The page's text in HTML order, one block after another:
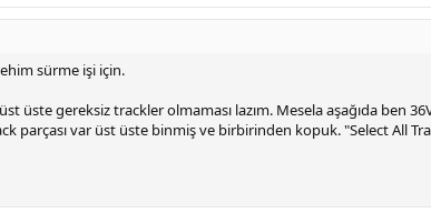
sürme işi için.
üste gereksiz trackler olmaması lazım. Mesela aşağıda ben
var üst üste binmiş ve birbirinden kopuk. "Select All